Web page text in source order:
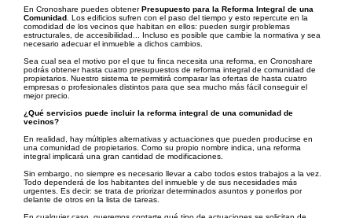
En Cronoshare puedes obtenerPresupuesto para la Reforma Integral de una
Comunidad . Los edificios sufren con el paso del tiempo y esto repercute en la
comodidad de los vecinos que habitan en ellos: pueden surgir problemas
estructurales, de accesibilidad... Incluso es posible que cambie la normativa y sea
necesario adecuar el inmueble a dichos cambios.
Sea cual sea el motivo por el que tu finca necesita una reforma, en Cronoshare
podrás obtener hasta cuatro presupuestos de reforma integral de comunidad de
propietarios. Nuestro sistema te permitirá comparar las ofertas de hasta cuatro
empresas o profesionales distintos para que sea mucho más fácil conseguir el
mejor precio.
¿Qué servicios puede incluir la reforma integral de una comunidad de
vecinos?
En realidad, hay múltiples alternativas y actuaciones que pueden producirse en
una comunidad de propietarios. Como su propio nombre indica, una reforma
integral implicará una gran cantidad de modificaciones.
Sin embargo, no siempre es necesario llevar a cabo todos estos trabajos a la vez.
Todo dependerá de los habitantes del inmueble y de sus necesidades más
urgentes. Es decir: se trata de priorizar determinados asuntos y ponerlos por
delante de otros en la lista de tareas.